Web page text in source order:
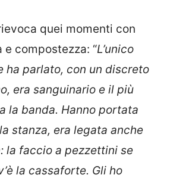
quei momenti con
compostezza: “L’unico
ha parlato, con un discreto
era sanguinario e il più
la banda. Hanno portata
stanza, era legata anche
la faccio a pezzettini se
la cassaforte. Gli ho